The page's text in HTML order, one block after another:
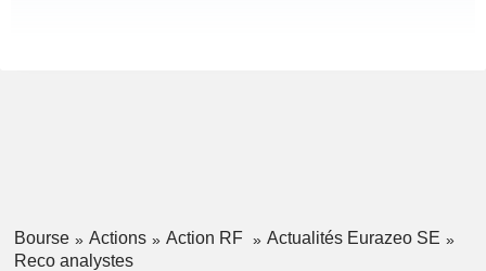
Bourse Actions Action RF
Actualités Eurazeo SE
Reco analystes